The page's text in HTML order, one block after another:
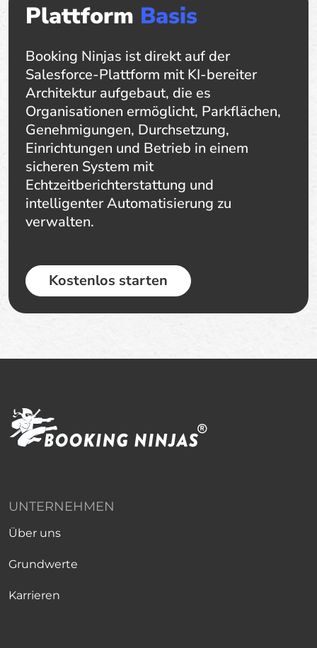
Plattform Basis
Booking Ninjas ist direkt auf der
Salesforce-Plattform mit KI-bereiter
Architektur aufgebaut, die es
Organisationen ermöglicht, Parkflächen,
Genehmigungen, Durchsetzung,
Einrichtungen und Betrieb in einem
sicheren System mit
Echtzeitberichterstattung und
intelligenter Automatisierung zu
verwalten.
Kostenlos starten
UNTERNEHMEN
Über uns
Grundwerte
Karrieren